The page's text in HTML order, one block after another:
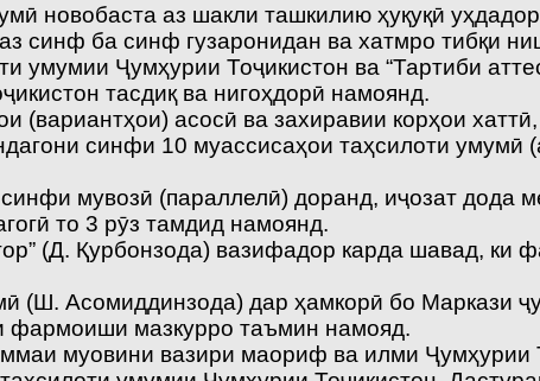
новобаста аз шакли ташкилию ҳуқуқӣ
синф ба синф гузаронидан ва хатмро тибқи
умумии Ҷумҳурии Тоҷикистон ва “Тартиби
тасдиқ ва нигоҳдорӣ намоянд.
асосӣ ва захиравии корҳои
синфи 10 муассисаҳои таҳсилоти умумӣ
мувозӣ (параллелӣ) доранд, иҷозат дода
то 3 рӯз тамдид намоянд.
(Д. Қурбонзода) вазифадор карда шавад, ки
(Ш. Асомиддинзода) дар ҳамкорӣ бо Маркази
фармоиши мазкурро таъмин намояд.
муовини вазири маориф ва илми Ҷумҳурии